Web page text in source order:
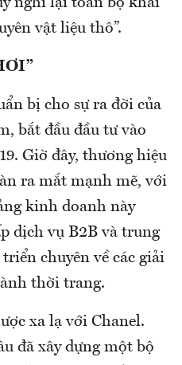
nghĩ lại toàn bộ khái
vật liệu thô”.
bị cho sự ra đời của
bắt đầu đầu tư vào
Giờ đây, thương hiệu
ra mắt mạnh mẽ, với
kinh doanh này
dịch vụ B2B và trung
chuyên về các giải
thời trang.
xa lạ với Chanel.
đã xây dựng một bộ